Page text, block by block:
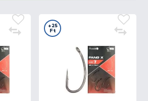
+25
Ft